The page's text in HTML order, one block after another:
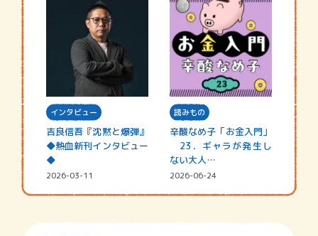
インタビュー
吉良信吾『沈黙と爆弾』
◆熱血新刊インタビュー
◆
2026-03-11
読みもの
辛酸なめ子「お金入門」
23．ギャラが発生し
ない大人…
2026-06-24